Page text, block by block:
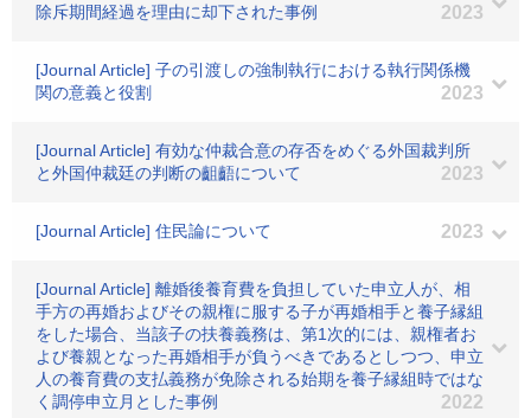
除斥期間経過を理由に却下された事例
2023
[Journal Article] 子の引渡しの強制執行における執行関係機
関の意義と役割
2023
[Journal Article] 有効な仲裁合意の存否をめぐる外国裁判所
と外国仲裁廷の判断の齟齬について
2023
[Journal Article] 住民論について 2023
[Journal Article] 離婚後養育費を負担していた申立人が、相
手方の再婚およびその親権に服する子が再婚相手と養子縁組
をした場合、当該子の扶養義務は、第1次的には、親権者お
よび養親となった再婚相手が負うべきであるとしつつ、申立
人の養育費の支払義務が免除される始期を養子縁組時ではな
く調停申立月とした事例
2022